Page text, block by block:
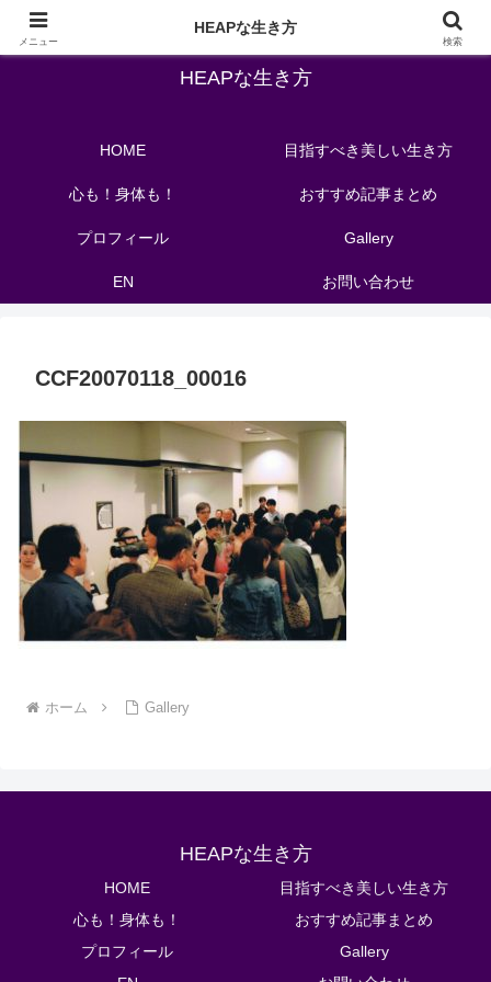
バレエの先生が教える自分を洗練させる教育メソッド
HEAPな生き方
HOME 目指すべき美しい生き方
心も！身体も！ おすすめ記事まとめ
プロフィール Gallery
EN お問い合わせ
CCF20070118_00016
ホーム Gallery
HEAPな生き方
HOME
目指すべき美しい生き方
心も！身体も！
おすすめ記事まとめ
プロフィール
Gallery
メニュー
HEAPな生き方
検索